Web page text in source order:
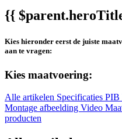
{{
Kies hieronder eerst de juiste
aan te vragen:
Kies maatvoering:
Alle artikelen Specificaties PIB
Montage afbeelding Video
producten